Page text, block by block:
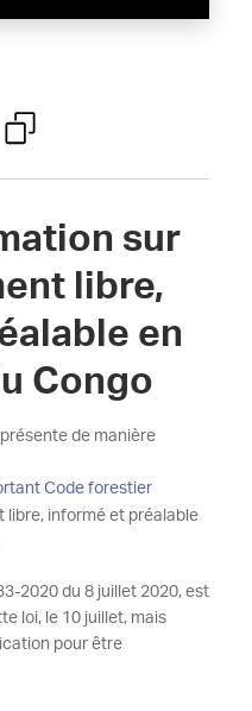
sur
libre,
en
Congo
de manière
Code forestier
informé et préalable
2020 du 8 juillet 2020, est
loi, le 10 juillet, mais
pour être